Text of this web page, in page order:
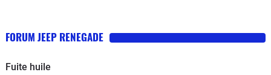
FORUM JEEP RENEGADE
Fuite huile